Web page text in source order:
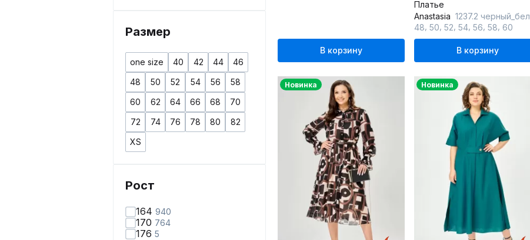
Размер
one size 40 42 44
46
48
50 52 54 56
58
60
62 64 66 68
70
72
74 76 78 80
82
XS
Рост
164 940
170 764
176 5
В корзину
Платье
Anastasia 1237.2 черный_белый_пояс
48 50 52 54 56 58 60
В корзину
Новинка Новинка